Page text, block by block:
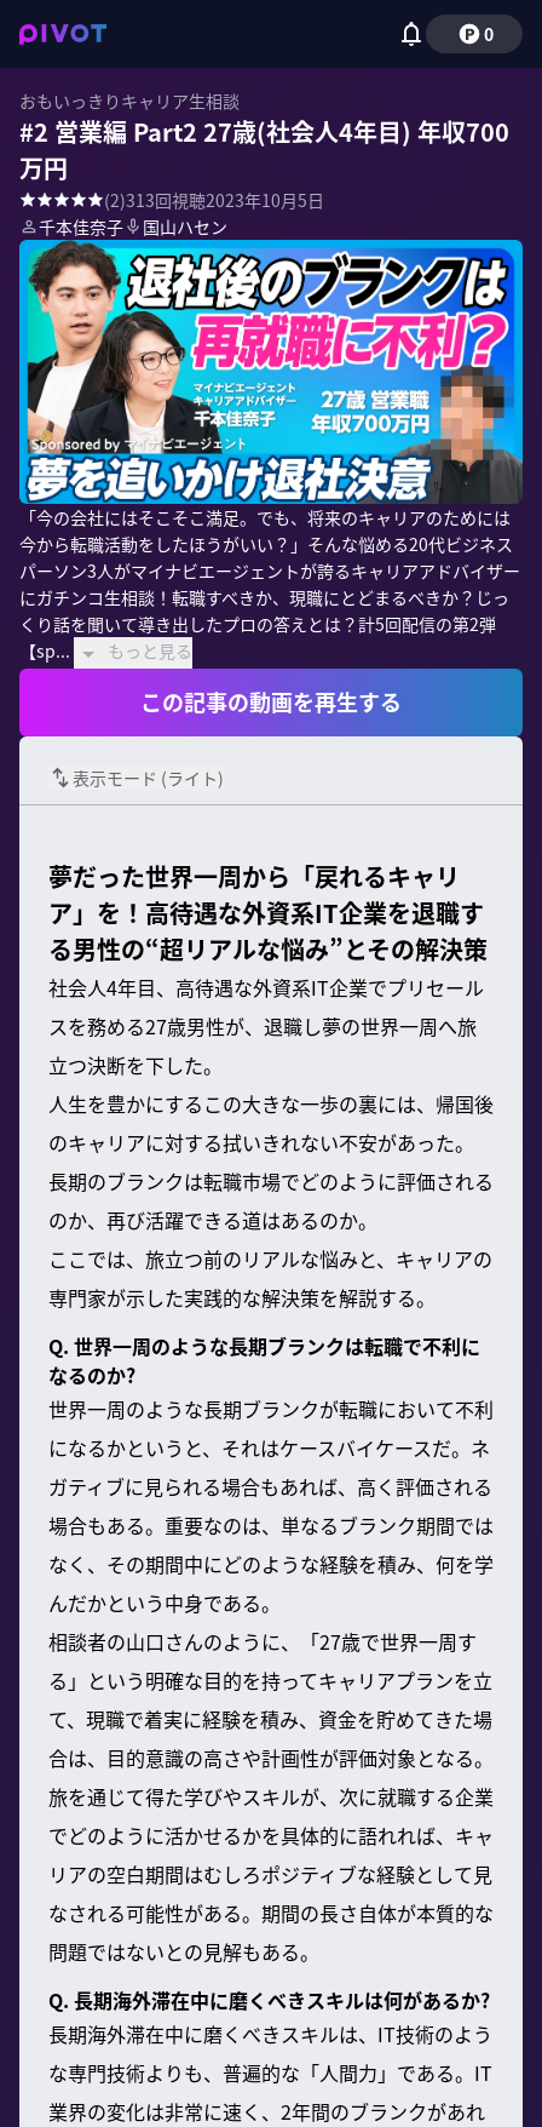
0
おもいっきりキャリア生相談
#2 営業編 Part2 27歳(社会人4年目) 年収700
万円
(2)313回視聴2023年10月5日
千本佳奈子
国山ハセン
「今の会社にはそこそこ満足。でも、将来のキャリアのためには
今から転職活動をしたほうがいい？」そんな悩める20代ビジネス
パーソン3人がマイナビエージェントが誇るキャリアアドバイザー
にガチンコ生相談！転職すべきか、現職にとどまるべきか？じっ
くり話を聞いて導き出したプロの答えとは？計5回配信の第2弾
【sp...
もっと見る
この記事の動画を再生する
表示モード (ライト)
夢だった世界一周から「戻れるキャリ
ア」を！高待遇な外資系IT企業を退職す
る男性の“超リアルな悩み”とその解決策
社会人4年目、高待遇な外資系IT企業でプリセール
スを務める27歳男性が、退職し夢の世界一周へ旅
立つ決断を下した。
人生を豊かにするこの大きな一歩の裏には、帰国後
のキャリアに対する拭いきれない不安があった。
長期のブランクは転職市場でどのように評価される
のか、再び活躍できる道はあるのか。
ここでは、旅立つ前のリアルな悩みと、キャリアの
専門家が示した実践的な解決策を解説する。
Q. 世界一周のような長期ブランクは転職で不利に
なるのか?
世界一周のような長期ブランクが転職において不利
になるかというと、それはケースバイケースだ。ネ
ガティブに見られる場合もあれば、高く評価される
場合もある。重要なのは、単なるブランク期間では
なく、その期間中にどのような経験を積み、何を学
んだかという中身である。
相談者の山口さんのように、「27歳で世界一周す
る」という明確な目的を持ってキャリアプランを立
て、現職で着実に経験を積み、資金を貯めてきた場
合は、目的意識の高さや計画性が評価対象となる。
旅を通じて得た学びやスキルが、次に就職する企業
でどのように活かせるかを具体的に語れれば、キャ
リアの空白期間はむしろポジティブな経験として見
なされる可能性がある。期間の長さ自体が本質的な
問題ではないとの見解もある。
Q. 長期海外滞在中に磨くべきスキルは何があるか?
長期海外滞在中に磨くべきスキルは、IT技術のよう
な専門技術よりも、普遍的な「人間力」である。IT
業界の変化は非常に速く、2年間のブランクがあれ